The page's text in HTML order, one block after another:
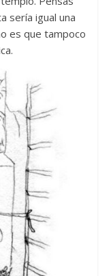
sería igual una
es que tampoco